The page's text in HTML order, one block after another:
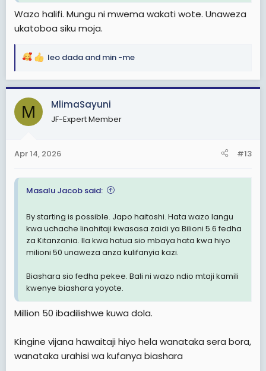
Wazo halifi. Mungu ni mwema wakati wote. Unaweza
ukatoboa siku moja.
R
a
c
t
i
s
leo dada and min -me
M MlimaSayuni
JF-Expert Member
Apr 14, 2026 #13
Masalu Jacob said:
By starting is possible. Japo haitoshi. Hata wazo langu
kwa uchache linahitaji kwasasa zaidi ya Bilioni 5.6 fedha
za Kitanzania. Ila kwa hatua sio mbaya hata kwa hiyo
milioni 50 unaweza anza kulifanyia kazi.
Biashara sio fedha pekee. Bali ni wazo ndio mtaji kamili
kwenye biashara yoyote.
Million 50 ibadilishwe kuwa dola.
Kingine vijana hawaitaji hiyo hela wanataka sera bora,
wanataka urahisi wa kufanya biashara